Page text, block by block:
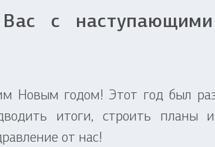
с наступающими
Новым годом! Этот год был
итоги, строить планы
от нас!